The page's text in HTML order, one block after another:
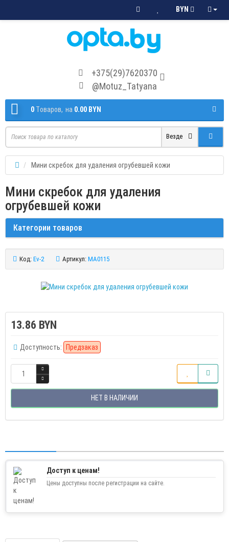
BYN
+375(29)7620370
@Motuz_Tatyana
0 Tоваров, на 0.00 BYN
Везде
Мини скребок для удаления огрубевшей кожи
Мини скребок для удаления
огрубевшей кожи
Категории товаров
Код: Ev-2 Артикул: MA0115
13.86 BYN
Доступность: Предзаказ
НЕТ В НАЛИЧИИ
Доступ к ценам!
Цены доступны после регистрации на сайте.